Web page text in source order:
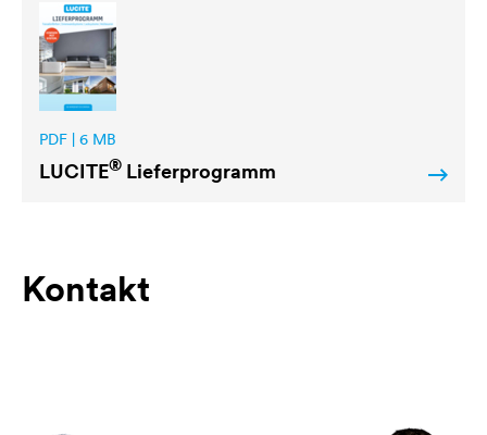
PDF | 6 MB
LUCITE® Lieferprogramm
Kontakt